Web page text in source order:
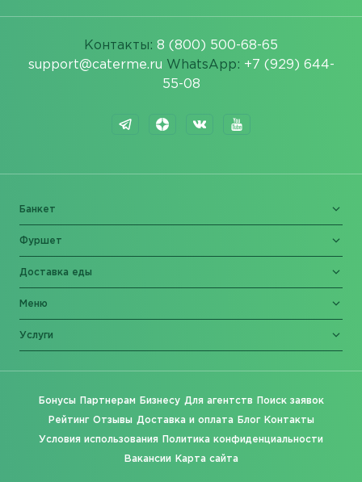
Контакты: 8 (800) 500-68-65
support@caterme.ru WhatsApp: +7 (929) 644-
55-08
Банкет
Фуршет
Доставка еды
Меню
Услуги
Бонусы Партнерам Бизнесу Для агентств Поиск заявок
Рейтинг Отзывы Доставка и оплата Блог Контакты
Условия использования Политика конфиденциальности
Вакансии Карта сайта